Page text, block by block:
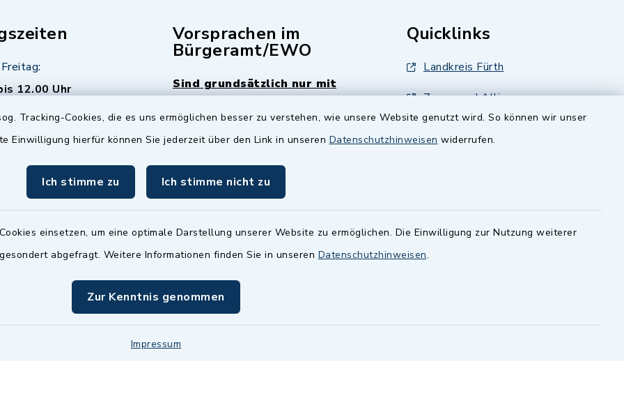
Tracking-Cookies, die es uns ermöglichen besser zu verstehen, wie unsere Website genutzt wird. So können wir unser
Einwilligung hierfür können Sie jederzeit über den Link in unseren Datenschutzhinweisen widerrufen.
Ich stimme zu Ich stimme nicht zu
einsetzen, um eine optimale Darstellung unserer Website zu ermöglichen. Die Einwilligung zur Nutzung weiterer
abgefragt. Weitere Informationen finden Sie in unseren Datenschutzhinweisen.
Zur Kenntnis genommen
Impressum
12.00 Uhr
Uhr - allerdings
Termine sind
fragen Sie den
Sachbearbeiter)
Vorsprachen im
Bürgeramt/EWO
Sind grundsätzlich nur mit
Termin möglich.
istMittwochs geschlossen.
Quicklinks
Landkreis Fürth
Zenngrund Allianz